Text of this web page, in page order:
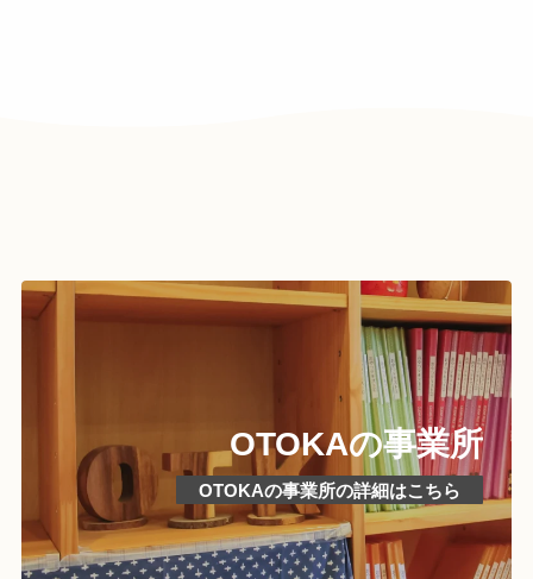
OTOKAの事業所
OTOKAの事業所の詳細はこちら